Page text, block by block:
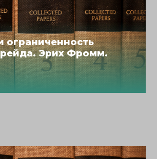
ограниченность
Эрих Фромм.